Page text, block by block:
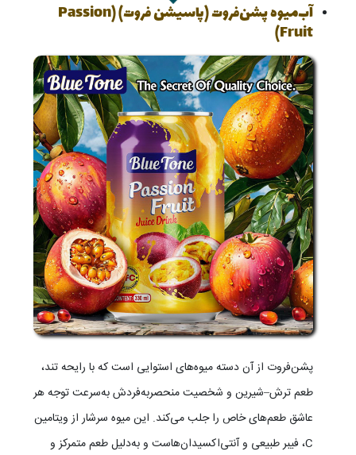
آب‌میوه پشن‌فروت (پاسیشن فروت) (Passion
Fruit)
پشن‌فروت از آن دسته میوه‌های استوایی است که با رایحه تند،
طعم ترش–شیرین و شخصیت منحصر‌به‌فردش به‌سرعت توجه هر
عاشق طعم‌های خاص را جلب می‌کند. این میوه سرشار از ویتامین
C، فیبر طبیعی و آنتی‌اکسیدان‌هاست و به‌دلیل طعم متمرکز و